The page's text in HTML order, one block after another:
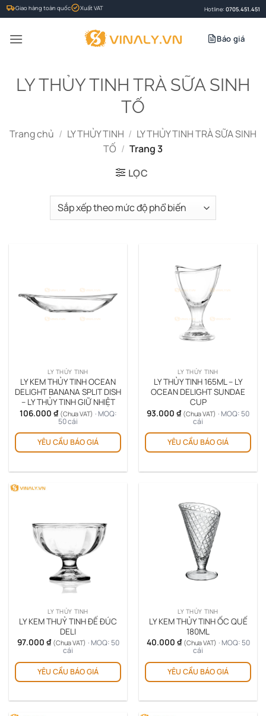
Bỏ
qua
nội
Giao hàng toàn quốc Xuất VAT Hotline: 0705.451.451
Báo giá
LY THỦY TINH TRÀ SỮA SINH
TỐ
Trang chủ / LY THỦY TINH / LY THỦY TINH TRÀ SỮA SINH
TỐ / Trang 3
LỌC
LY THỦY TINH
LY KEM THỦY TINH OCEAN
DELIGHT BANANA SPLIT DISH
– LY THỦY TINH GIỮ NHIỆT
106.000 ₫ (Chưa VAT) · MOQ:
50 cái
YÊU CẦU BÁO GIÁ
LY THỦY TINH
LY THỦY TINH 165ML – LY
OCEAN DELIGHT SUNDAE
CUP
93.000 ₫ (Chưa VAT) · MOQ: 50
cái
YÊU CẦU BÁO GIÁ
LY THỦY TINH
LY KEM THUỶ TINH ĐẾ ĐÚC
DELI
97.000 ₫ (Chưa VAT) · MOQ: 50
cái
YÊU CẦU BÁO GIÁ
LY THỦY TINH
LY KEM THỦY TINH ỐC QUẾ
180ML
40.000 ₫ (Chưa VAT) · MOQ: 50
cái
YÊU CẦU BÁO GIÁ